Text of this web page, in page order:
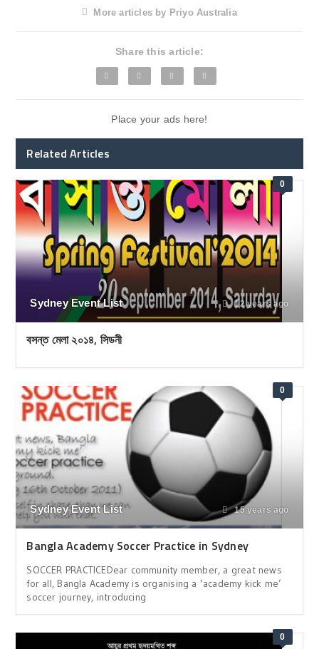
More articles by Priyo Australia
Share this article:
Place your ads here!
Related Articles
0
Sydney Event List 12 years ago
বসন্ত মেলা ২০১৪, সিডনী
0
Sydney Event List 15 years ago
Bangla Academy Soccer Practice in Sydney
SOCCER PRACTICEDear community member, a great news
for all, Bangla Academy is organising a ‘academy kick me’
soccer journey, introducing
0